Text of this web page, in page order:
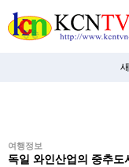
아
탑-
여행정보
독일 와인산업의 중추도